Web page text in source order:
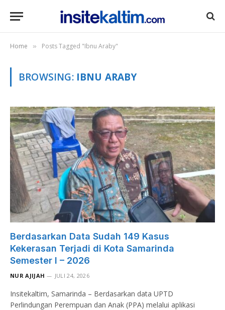
Home » Posts Tagged "Ibnu Araby"
BROWSING: IBNU ARABY
Berdasarkan Data Sudah 149 Kasus
Kekerasan Terjadi di Kota Samarinda
Semester I – 2026
NUR AJIJAH JULI 24, 2026
Insitekaltim, Samarinda – Berdasarkan data UPTD
Perlindungan Perempuan dan Anak (PPA) melalui aplikasi